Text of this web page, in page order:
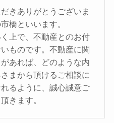
きありがとうございま
橋といいます。
上で、不動産とのお付
ものです。不動産に関
あれば、どのような内
まから頂けるご相談に
るように、誠心誠意ご
きます。